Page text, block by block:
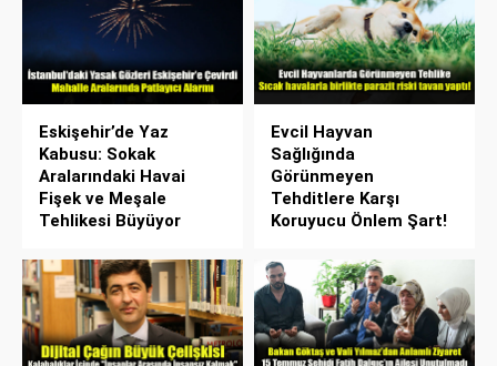
Eskişehir’de Yaz
Kabusu: Sokak
Aralarındaki Havai
Fişek ve Meşale
Tehlikesi Büyüyor
Evcil Hayvan
Sağlığında
Görünmeyen
Tehditlere Karşı
Koruyucu Önlem Şart!